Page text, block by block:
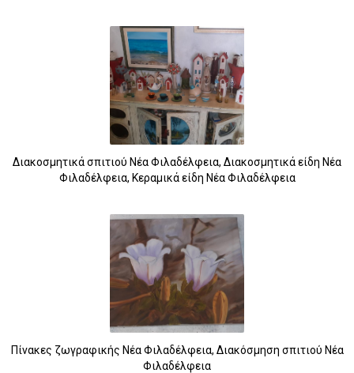
Διακοσμητικά σπιτιού Νέα Φιλαδέλφεια, Διακοσμητικά είδη Νέα
Φιλαδέλφεια, Κεραμικά είδη Νέα Φιλαδέλφεια
Πίνακες ζωγραφικής Νέα Φιλαδέλφεια, Διακόσμηση σπιτιού Νέα
Φιλαδέλφεια